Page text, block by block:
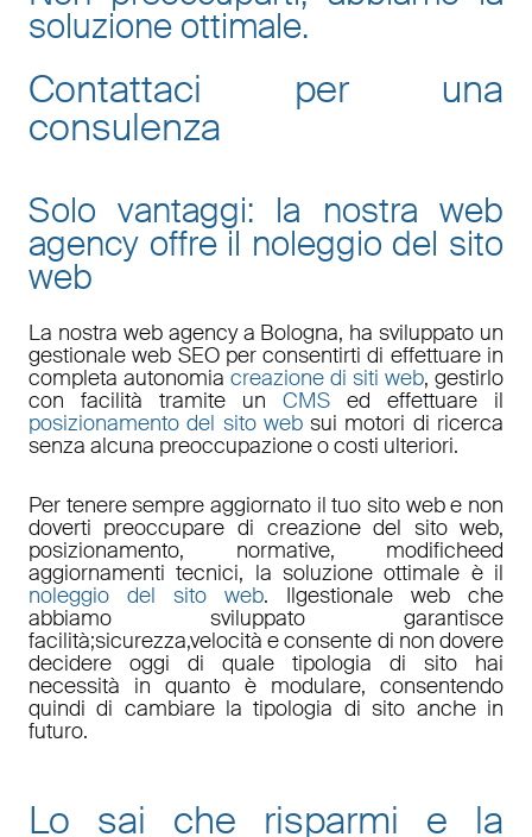
soluzione ottimale.
Contattaci per una
consulenza
Solo vantaggi: la nostra web
agency offre il noleggio del sito
web
La nostra web agency a Bologna, ha sviluppato un
gestionale web SEOper consentirti di effettuare in
completa autonomia creazione di siti web, gestirlo
con facilità tramite un CMS ed effettuare il
posizionamento del sito websui motori di ricerca
senza alcuna preoccupazione o costi ulteriori.
Per tenere sempre aggiornato il tuo sito web e non
doverti preoccupare di creazione del sito web,
posizionamento, normative, modificheed
aggiornamenti tecnici, la soluzione ottimale è il
noleggio del sito web. Ilgestionale webche
abbiamo sviluppato garantisce
facilità;sicurezza,velocità e consente di non dovere
decidere oggi di quale tipologia di sito hai
necessità in quanto è modulare, consentendo
quindi di cambiare la tipologia di sito anche in
futuro.
Lo sai che risparmi e la